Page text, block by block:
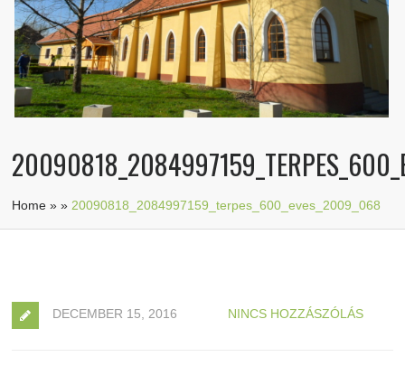
Home »» 20090818_2084997159_terpes_600_eves_2009_068
DECEMBER 15, 2016 NINCS HOZZÁSZÓLÁS